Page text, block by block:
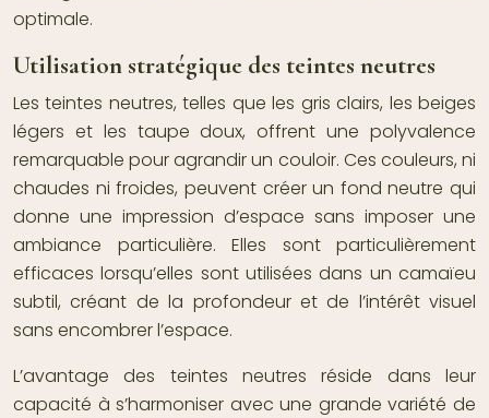
optimale.
Utilisation stratégique des teintes neutres
Les teintes neutres, telles que les gris clairs, les beiges
légers et les taupe doux, offrent une polyvalence
remarquable pour agrandir un couloir. Ces couleurs, ni
chaudes ni froides, peuvent créer un fond neutre qui
donne une impression d’espace sans imposer une
ambiance particulière. Elles sont particulièrement
efficaces lorsqu’elles sont utilisées dans un camaïeu
subtil, créant de la profondeur et de l’intérêt visuel
sans encombrer l’espace.
L’avantage des teintes neutres réside dans leur
capacité à s’harmoniser avec une grande variété de